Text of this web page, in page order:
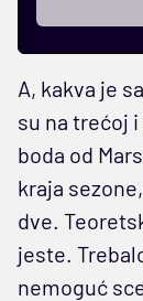
A, kakva je
su na trećoj
boda od
kraja
dve.
jeste.
nemoguć